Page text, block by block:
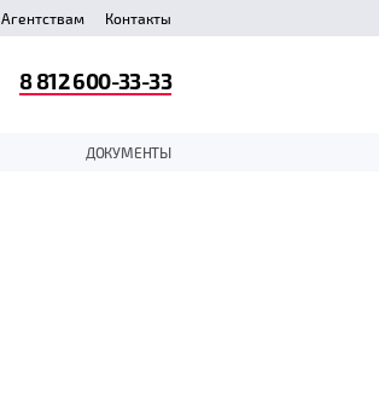
Агентствам Контакты
ДОКУМЕНТЫ
8 812 600-33-33